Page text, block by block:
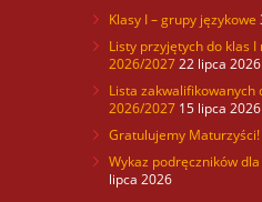
Klasy I – grupy językowe
Listy przyjętych do klas I
2026/202722 lipca 2026
Lista zakwalifikowanych
2026/2027 15 lipca 2026
Gratulujemy Maturzyści!
Wykaz podręczników
lipca 2026